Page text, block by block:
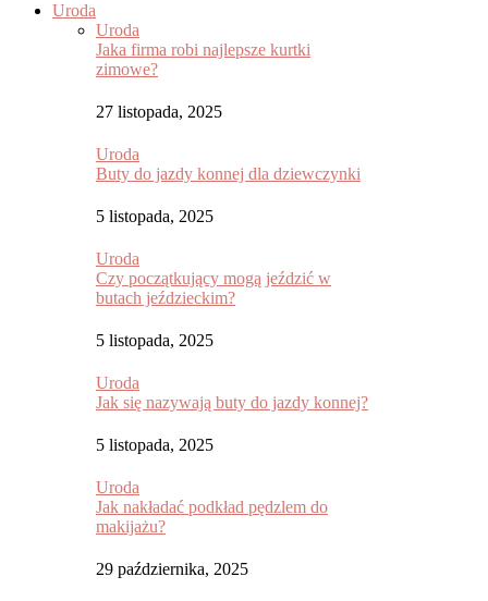
Uroda
Uroda
Jaka firma robi najlepsze kurtki
zimowe?
27 listopada, 2025
Uroda
Buty do jazdy konnej dla dziewczynki
5 listopada, 2025
Uroda
Czy początkujący mogą jeździć w
butach jeździeckim?
5 listopada, 2025
Uroda
Jak się nazywają buty do jazdy konnej?
5 listopada, 2025
Uroda
Jak nakładać podkład pędzlem do
makijażu?
29 października, 2025